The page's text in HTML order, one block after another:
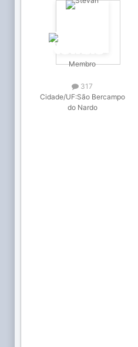
Membro
317
Cidade/UF:São Bercampo
do Nardo